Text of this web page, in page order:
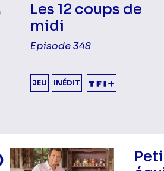
Les 12 coups de
midi
Episode 348
JEU INÉDIT